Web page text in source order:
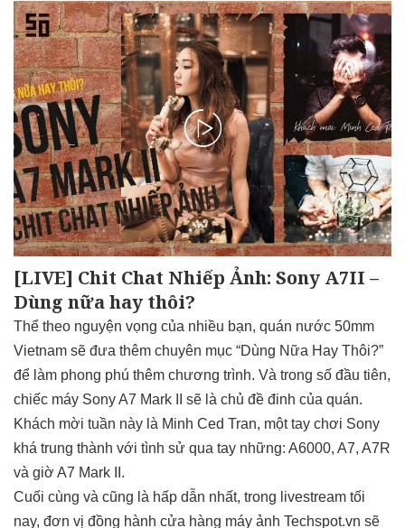
[LIVE] Chit Chat Nhiếp Ảnh: Sony A7II –
Dùng nữa hay thôi?
Thể theo nguyện vọng của nhiều bạn, quán nước 50mm
Vietnam sẽ đưa thêm chuyên mục “Dùng Nữa Hay Thôi?”
để làm phong phú thêm chương trình. Và trong số đầu tiên,
chiếc máy Sony A7 Mark II sẽ là chủ đề đinh của quán.
Khách mời tuần này là Minh Ced Tran, một tay chơi Sony
khá trung thành với tình sử qua tay những: A6000, A7, A7R
và giờ A7 Mark II.
Cuối cùng và cũng là hấp dẫn nhất, trong livestream tối
nay, đơn vị đồng hành cửa hàng máy ảnh Techspot.vn sẽ